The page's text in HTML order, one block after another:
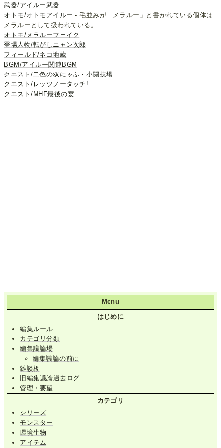
武器/アイルー武器
オトモ/オトモアイルー - 毛並みが「メラルー」と書かれている個体は
メラルーとして扱われている。
オトモ/メラルーフェイク
登場人物/転がしニャン次郎
フィールド/ネコ地蔵
BGM/アイルー関連BGM
クエスト/二色の双にゃふ・小闘技場
クエスト/レッツノータッチ!
クエスト/MHF最後の宴
Menu
はじめに
編集ルール
カテゴリ分類
編集議論場
編集議論の前に
雑談板
旧編集議論過去ログ
管理・要望
カテゴリ
シリーズ
モンスター
環境生物
アイテム